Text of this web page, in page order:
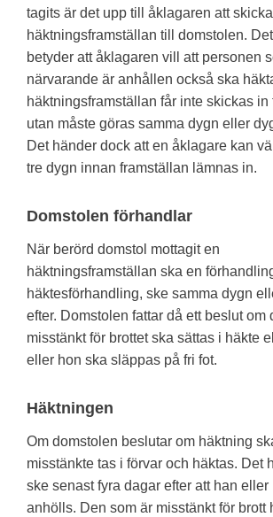
tagits är det upp till åklagaren att
häktningsframställan till domstolen.
betyder att åklagaren vill att personen
närvarande är anhållen också ska
häktningsframställan får inte skickas in
utan måste göras samma dygn eller
Det händer dock att en åklagare kan
tre dygn innan framställan lämnas in.
Domstolen förhandlar
När berörd domstol mottagit en
häktningsframställan ska en
häktesförhandling, ske samma dygn
efter. Domstolen fattar då ett beslut om
misstänkt för brottet ska sättas i häkte
eller hon ska släppas på fri fot.
Häktningen
Om domstolen beslutar om häktning
misstänkte tas i förvar och häktas. Det
ske senast fyra dagar efter att han eller
anhölls. Den som är misstänkt för brott